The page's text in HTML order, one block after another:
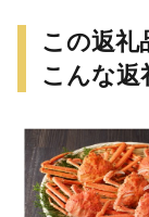
この返礼
こんな返